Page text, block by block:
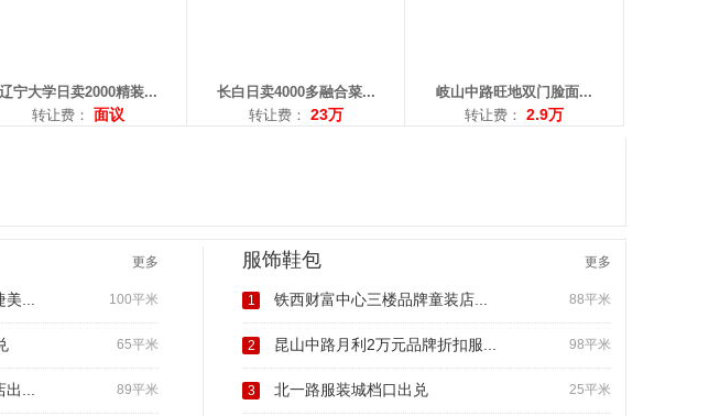
辽宁大学日卖2000精装...
转让费： 面议
长白日卖4000多融合菜...
转让费： 23万
岐山中路旺地双门脸面...
转让费： 2.9万
更多
100平米
...
65平米
89平米
...
服饰鞋包 更多
88平米
1 铁西财富中心三楼品牌童装店...
98平米
2 昆山中路月利2万元品牌折扣服...
25平米
3 北一路服装城档口出兑